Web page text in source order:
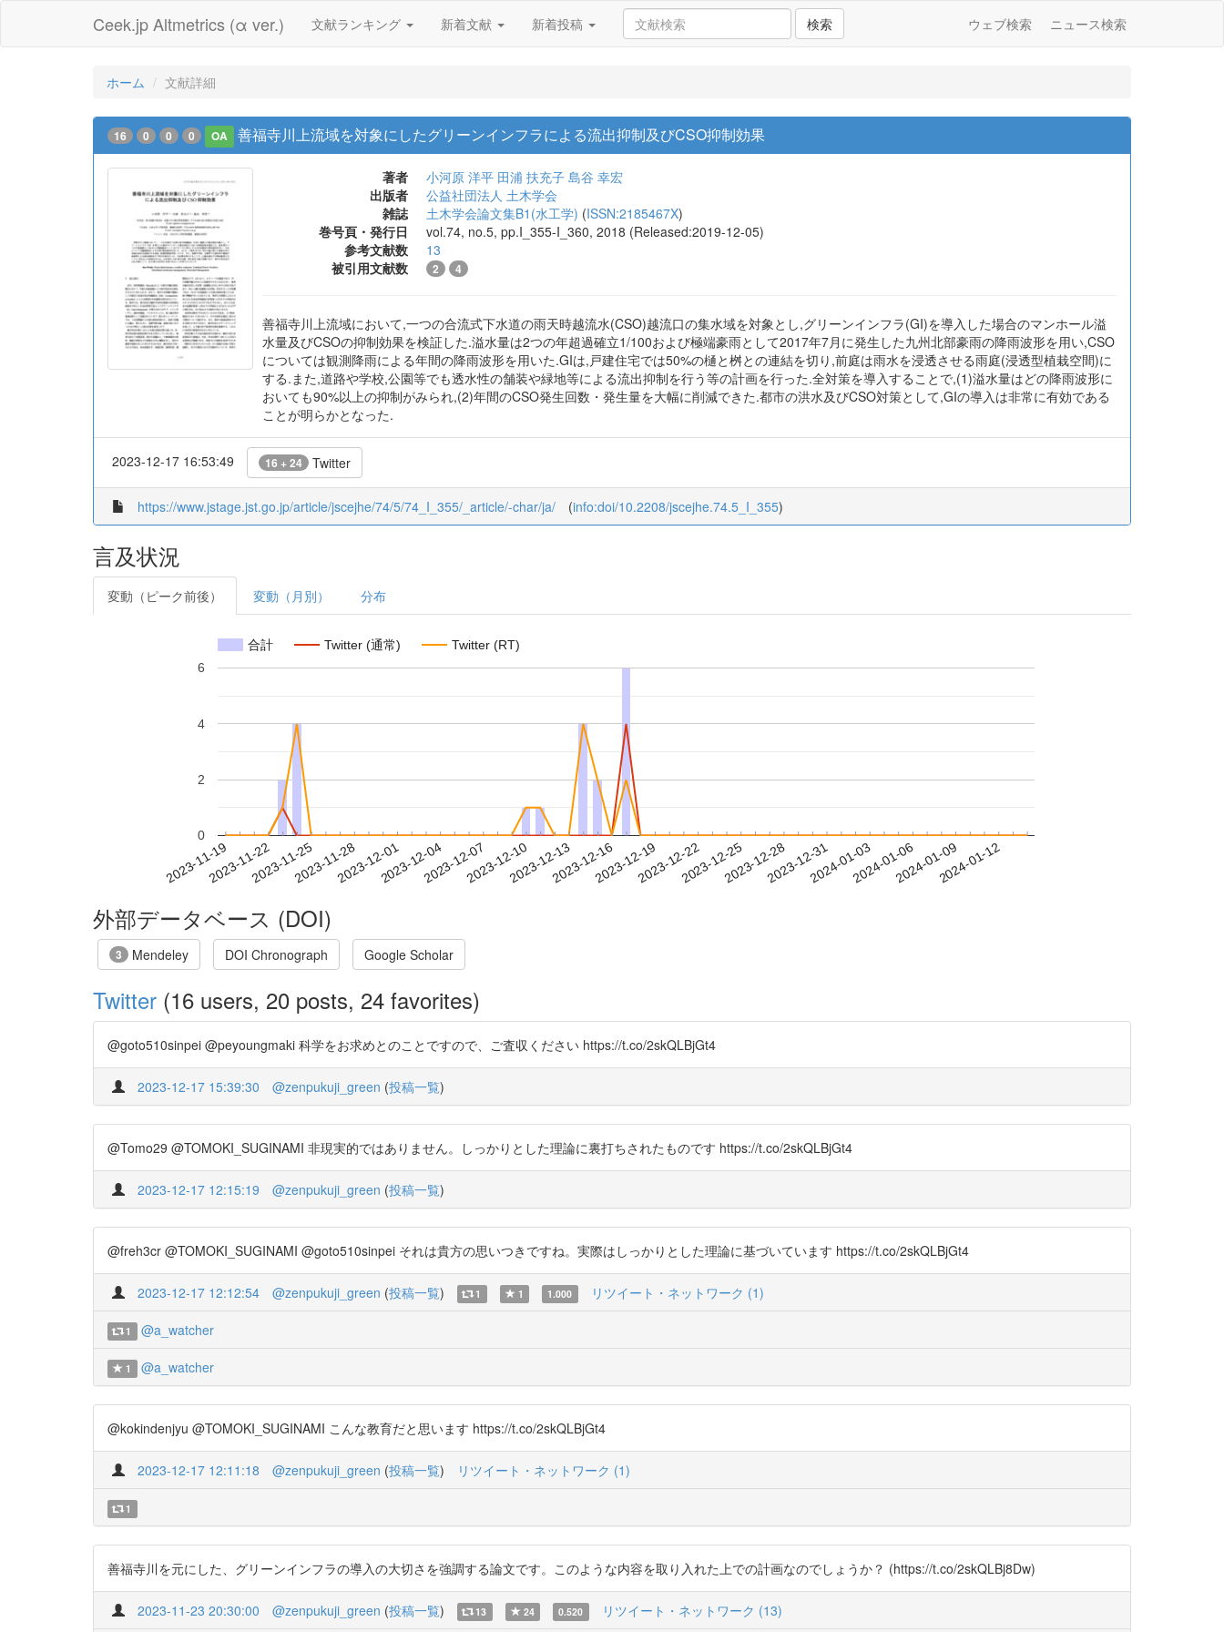
Ceek.jp Altmetrics (α ver.) 文献ランキング 新着文献 新着投稿 検索 ウェブ検索 ニュース検索
ホーム 文献詳細
16 0 0 0 OA 善福寺川上流域を対象にしたグリーンインフラによる流出抑制及びCSO抑制効果
著者 小河原 洋平 田浦 扶充子 島谷 幸宏
出版者
公益社団法人 土木学会
雑誌
土木学会論文集B1(水工学) (ISSN:2185467X)
巻号頁・発行日
vol.74, no.5, pp.I_355-I_360, 2018 (Released:2019-12-05)
参考文献数
13
被引用文献数
2 4
善福寺川上流域において,一つの合流式下水道の雨天時越流水(CSO)越流口の集水域を対象とし,グリーンインフラ(GI)を導入した場合のマンホール溢
水量及びCSOの抑制効果を検証した.溢水量は2つの年超過確立1/100および極端豪雨として2017年7月に発生した九州北部豪雨の降雨波形を用い,CSO
については観測降雨による年間の降雨波形を用いた.GIは,戸建住宅では50%の樋と桝との連結を切り,前庭は雨水を浸透させる雨庭(浸透型植栽空間)に
する.また,道路や学校,公園等でも透水性の舗装や緑地等による流出抑制を行う等の計画を行った.全対策を導入することで,(1)溢水量はどの降雨波形に
おいても90%以上の抑制がみられ,(2)年間のCSO発生回数・発生量を大幅に削減できた.都市の洪水及びCSO対策として,GIの導入は非常に有効である
ことが明らかとなった.
2023-12-17 16:53:49 16 + 24 Twitter
https://www.jstage.jst.go.jp/article/jscejhe/74/5/74_I_355/_article/-char/ja/ (info:doi/10.2208/jscejhe.74.5_I_355)
言及状況
変動（ピーク前後） 変動（月別） 分布
合計 Twitter (通常) Twitter (RT)
2023-11-192023-11-222023-11-252023-11-282023-12-012023-12-042023-12-072023-12-102023-12-132023-12-162023-12-192023-12-222023-12-252023-12-282023-12-312024-01-032024-01-062024-01-092024-01-12
0
2
4
6
外部データベース (DOI)
3 Mendeley DOI Chronograph Google Scholar
Twitter (16 users, 20 posts, 24 favorites)
@goto510sinpei @peyoungmaki 科学をお求めとのことですので、ご査収ください https://t.co/2skQLBjGt4
2023-12-17 15:39:30 @zenpukuji_green (投稿一覧)
@Tomo29 @TOMOKI_SUGINAMI 非現実的ではありません。しっかりとした理論に裏打ちされたものです https://t.co/2skQLBjGt4
2023-12-17 12:15:19 @zenpukuji_green (投稿一覧)
@freh3cr @TOMOKI_SUGINAMI @goto510sinpei それは貴方の思いつきですね。実際はしっかりとした理論に基づいています https://t.co/2skQLBjGt4
2023-12-17 12:12:54 @zenpukuji_green (投稿一覧) 1 1 1.000 リツイート・ネットワーク (1)
1 @a_watcher
1 @a_watcher
@kokindenjyu @TOMOKI_SUGINAMI こんな教育だと思います https://t.co/2skQLBjGt4
2023-12-17 12:11:18 @zenpukuji_green (投稿一覧) リツイート・ネットワーク (1)
1
善福寺川を元にした、グリーンインフラの導入の大切さを強調する論文です。このような内容を取り入れた上での計画なのでしょうか？ (https://t.co/2skQLBj8Dw)
2023-11-23 20:30:00 @zenpukuji_green (投稿一覧) 13 24 0.520 リツイート・ネットワーク (13)